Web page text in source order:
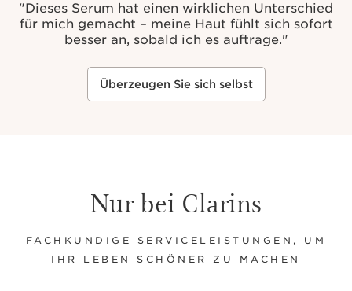
"Dieses Serum hat einen wirklichen Unterschied
für mich gemacht – meine Haut fühlt sich sofort
besser an, sobald ich es auftrage."
Überzeugen Sie sich selbst
Nur bei Clarins
FACHKUNDIGE SERVICELEISTUNGEN, UM
IHR LEBEN SCHÖNER ZU MACHEN